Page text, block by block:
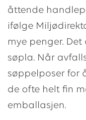
åttende
ifølge
mye penger. Det
søpla. Når
søppelposer for
de ofte helt fin
emballasjen.